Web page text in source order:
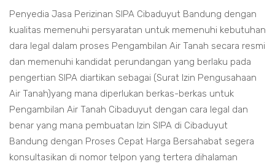
Penyedia Jasa Perizinan SIPA Cibaduyut Bandung dengan
kualitas memenuhi persyaratan untuk memenuhi kebutuhan
dara legal dalam proses Pengambilan Air Tanah secara resmi
dan memenuhi kandidat perundangan yang berlaku pada
pengertian SIPA diartikan sebagai (Surat Izin Pengusahaan
Air Tanah)yang mana diperlukan berkas-berkas untuk
Pengambilan Air Tanah Cibaduyut dengan cara legal dan
benar yang mana pembuatan Izin SIPA di Cibaduyut
Bandung dengan Proses Cepat Harga Bersahabat segera
konsultasikan di nomor telpon yang tertera dihalaman